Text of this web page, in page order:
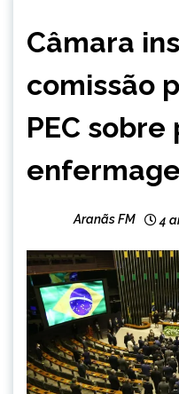
NOTÍCIAS
Câmara
comissão
PEC sobre
Aranãs FM 4